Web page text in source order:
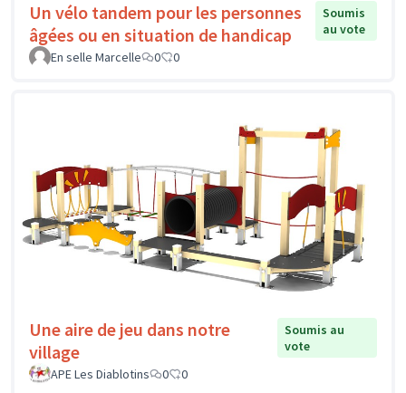
Un vélo tandem pour les personnes
âgées ou en situation de handicap
Soumis
au vote
En selle Marcelle
0 0
Une aire de jeu dans notre
village
Soumis au
vote
APE Les Diablotins
0 0